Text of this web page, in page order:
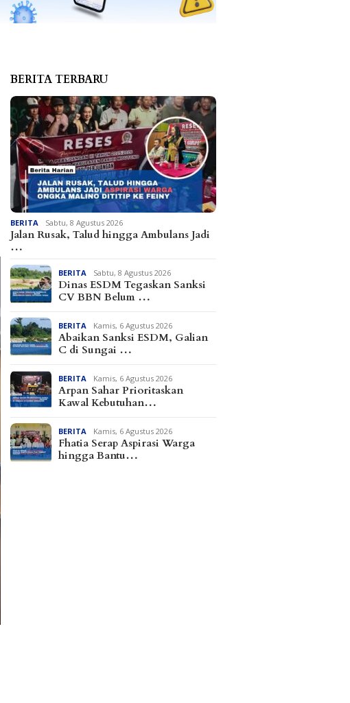
BERITA TERBARU
BERITA Sabtu, 8 Agustus 2026
Jalan Rusak, Talud hingga Ambulans Jadi
…
BERITA Sabtu, 8 Agustus 2026
Dinas ESDM Tegaskan Sanksi
CV BBN Belum …
BERITA Kamis, 6 Agustus 2026
Abaikan Sanksi ESDM, Galian
C di Sungai …
BERITA Kamis, 6 Agustus 2026
Arpan Sahar Prioritaskan
Kawal Kebutuhan…
BERITA Kamis, 6 Agustus 2026
Fhatia Serap Aspirasi Warga
hingga Bantu…